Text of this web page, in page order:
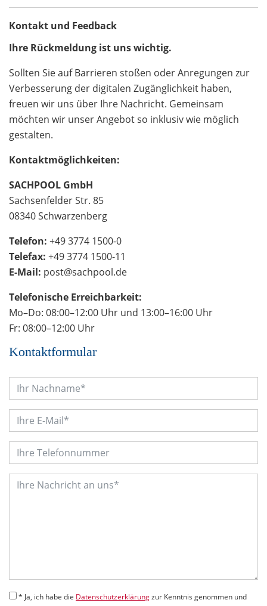
Kontakt und Feedback
Ihre Rückmeldung ist uns wichtig.
Sollten Sie auf Barrieren stoßen oder Anregungen zur
Verbesserung der digitalen Zugänglichkeit haben,
freuen wir uns über Ihre Nachricht. Gemeinsam
möchten wir unser Angebot so inklusiv wie möglich
gestalten.
Kontaktmöglichkeiten:
SACHPOOL GmbH
Sachsenfelder Str. 85
08340 Schwarzenberg
Telefon: +49 3774 1500-0
Telefax: +49 3774 1500-11
E-Mail: post@sachpool.de
Telefonische Erreichbarkeit:
Mo–Do: 08:00–12:00 Uhr und 13:00–16:00 Uhr
Fr: 08:00–12:00 Uhr
Kontaktformular
>Nachname
>E-Mail
>Telefon
>Nachricht
* Ja, ich habe die Datenschutzerklärungzur Kenntnis genommen und